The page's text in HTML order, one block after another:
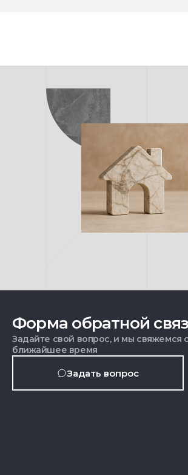
Форма обратной
Задайте свой вопрос, и мы свяжемся
ближайшее время
Задать вопрос